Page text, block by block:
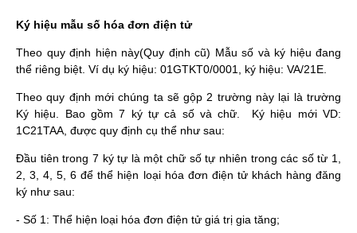
Ký hiệu mẫu số hóa đơn điện tử
Theo quy định hiện này(Quy định cũ) Mẫu số và ký hiệu đang
thể riêng biệt. Ví dụ ký hiệu: 01GTKT0/0001, ký hiệu: VA/21E.
Theo quy định mới chúng ta sẽ gộp 2 trường này lại là trường
Ký hiệu. Bao gồm 7 ký tự cả số và chữ. Ký hiệu mới VD:
1C21TAA, được quy định cụ thể như sau:
Đầu tiên trong 7 ký tự là một chữ số tự nhiên trong các số từ 1,
2, 3, 4, 5, 6 để thể hiện loại hóa đơn điện tử khách hàng đăng
ký như sau:
- Số 1: Thể hiện loại hóa đơn điện tử giá trị gia tăng;